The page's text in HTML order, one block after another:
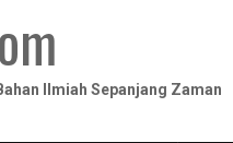
Ilmiah Sepanjang Zaman